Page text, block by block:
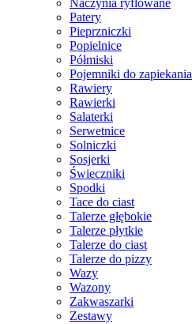
Naczynia ryflowane
Patery
Pieprzniczki
Popielnice
Półmiski
Pojemniki do zapiekania
Rawiery
Rawierki
Salaterki
Serwetnice
Solniczki
Sosjerki
Świeczniki
Spodki
Tace do ciast
Talerze głębokie
Talerze płytkie
Talerze do ciast
Talerze do pizzy
Wazy
Wazony
Zakwaszarki
Zestawy